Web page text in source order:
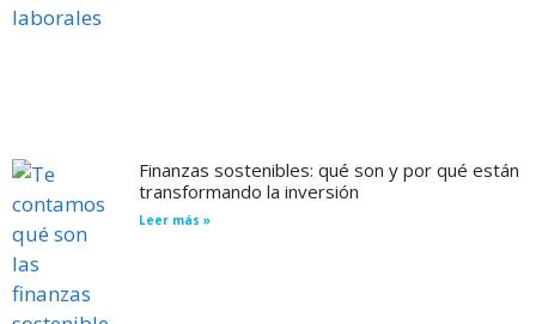
Finanzas sostenibles: qué son y por qué están
transformando la inversión
Leer más »